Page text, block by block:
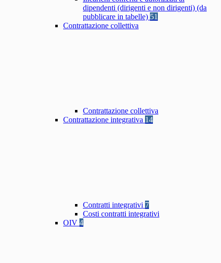
dipendenti (dirigenti e non dirigenti) (da
pubblicare in tabelle) 51
Contrattazione collettiva
Contrattazione collettiva
Contrattazione integrativa 14
Contratti integrativi 7
Costi contratti integrativi
OIV 4